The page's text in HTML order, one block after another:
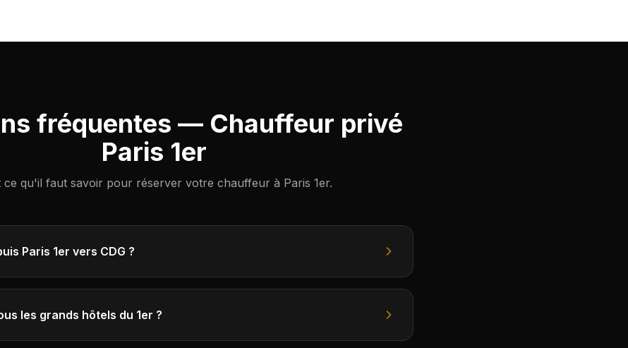
fréquentes — Chauffeur privé
Paris 1er
ce qu'il faut savoir pour réserver votre chauffeur à Paris 1er.
Paris 1er vers CDG ?
les grands hôtels du 1er ?